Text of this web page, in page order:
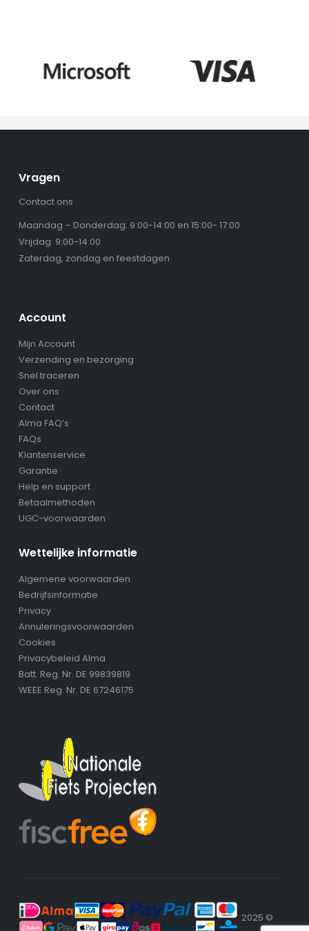
Vragen
Contact ons
Maandag – Donderdag: 9:00-14:00 en 15:00- 17:00
Vrijdag: 9:00-14:00
Zaterdag, zondag en feestdagen
Account
Mijn Account
Verzending en bezorging
Snel traceren
Over ons
Contact
Alma FAQ’s
FAQs
Klantenservice
Garantie
Help en support
Betaalmethoden
UGC-voorwaarden
Wettelijke informatie
Algemene voorwaarden
Bedrijfsinformatie
Privacy
Annuleringsvoorwaarden
Cookies
Privacybeleid Alma
Batt. Reg. Nr. DE 99839819
WEEE Reg. Nr. DE 67246175
2025 ©